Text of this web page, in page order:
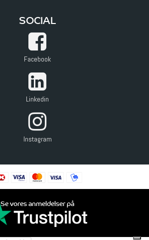
SOCIAL
Facebook
Linkedin
Instagram
Se vores anmeldelser på